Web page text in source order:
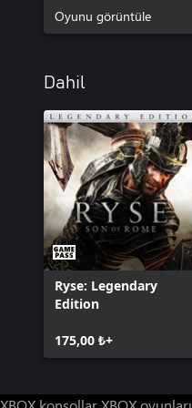
Oyunu görüntüle
Dahil
Ryse: Legendary
Edition
175,00 ₺+